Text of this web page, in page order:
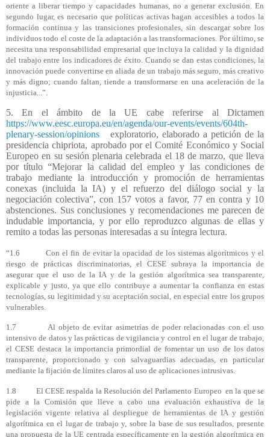
oriente a liberar tiempo y capacidades humanas, no a generar exclusión. En
segundo lugar, es necesario que políticas activas hagan accesibles a todos la
formación continua y las transiciones profesionales, sin descargar sobre los
individuos todo el coste de la adaptación a las transformaciones. Por último, se
necesita una responsabilidad empresarial que incluya la calidad y la dignidad
del trabajo entre los indicadores de éxito. Cuando se dan estas condiciones, la
innovación puede convertirse en aliada de un trabajo más seguro, más creativo
y más digno; cuando faltan, tiende a transformarse en una aceleración de la
injusticia...”.
5. En el ámbito de la UE cabe referirse al Dictamen
https://www.eesc.europa.eu/en/agenda/our-events/events/604th-
plenary-session/opinions
exploratorio, elaborado a petición de la
presidencia chipriota, aprobado por el Comité Económico y Social
Europeo en su sesión plenaria celebrada el 18 de marzo, que lleva
por título “Mejorar la calidad del empleo y las condiciones de
trabajo mediante la introducción y promoción de herramientas
conexas (incluida la IA) y el refuerzo del diálogo social y la
negociación colectiva”, con 157 votos a favor, 77 en contra y 10
abstenciones. Sus conclusiones y recomendaciones me parecen de
indudable importancia, y por ello reproduzco algunas de ellas y
remito a todas las personas interesadas a su íntegra lectura.
“1.6 Con el fin de evitar la opacidad de los sistemas algorítmicos y el
riesgo de prácticas discriminatorias, el CESE subraya la importancia de
asegurar que el uso de la IA y de la gestión algorítmica sea transparente,
explicable y justo, ya que ello contribuye a aumentar la confianza en estas
tecnologías, su legitimidad y su aceptación social, en especial entre los grupos
vulnerables.
1.7 Al objeto de evitar asimetrías de poder relacionadas con el uso
intensivo de datos y las prácticas de vigilancia y control en el lugar de trabajo,
el CESE destaca la importancia primordial de fomentar un uso de los datos
transparente, proporcionado y con salvaguardias adecuadas, en particular
mediante la fijación de límites claros al uso de aplicaciones intrusivas.
1.8 El CESE respalda la Resolución del Parlamento Europeo en la que se
pide a la Comisión que lleve a cabo una evaluación exhaustiva de la
legislación vigente relativa al despliegue de herramientas de IA y gestión
algorítmica en el lugar de trabajo y, sobre la base de sus resultados, presente
una propuesta de la UE centrada específicamente en la gestión algorítmica en